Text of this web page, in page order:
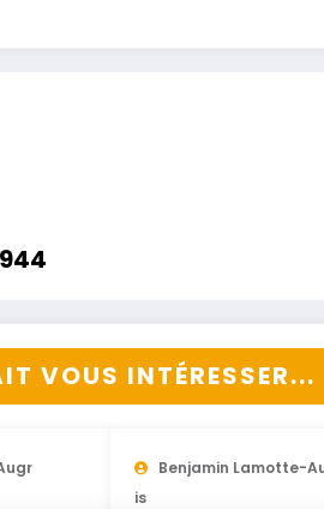
VOUS INTÉRESSER...
Benjamin Lamotte-
Is